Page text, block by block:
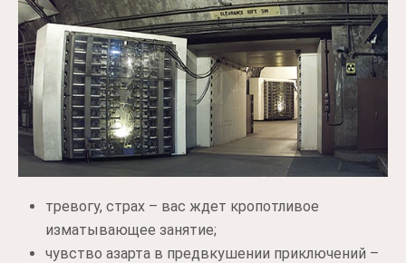
тревогу, страх – вас ждет кропотливое
изматывающее занятие;
чувство азарта в предвкушении приключений –